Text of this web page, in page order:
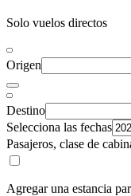
Solo vuelos directos
Origen
Destino
Selecciona las fechas
Pasajeros, clase de
Agregar una estancia